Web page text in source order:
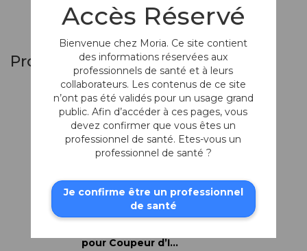
Produits similaires
Jeu de 3 Anses à
pour Coupeur d’Implant Souple (#19072)
Accès Réservé
Bienvenue chez Moria. Ce site contient
des informations réservées aux
professionnels de santé et à leurs
collaborateurs. Les contenus de ce site
n’ont pas été validés pour un usage grand
public. Afin d’accéder à ces pages, vous
devez confirmer que vous êtes un
professionnel de santé. Etes-vous un
professionnel de santé ?
Je confirme être un professionnel
de santé